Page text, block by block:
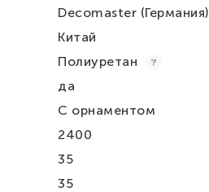
Decomaster (Германия)
Китай
Полиуретан
да
С орнаментом
2400
35
35